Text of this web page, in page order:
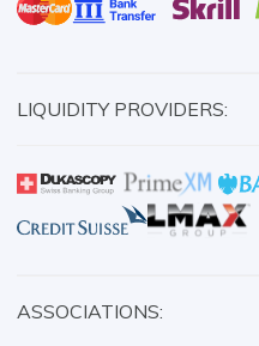
LIQUIDITY PROVIDERS:
ASSOCIATIONS: